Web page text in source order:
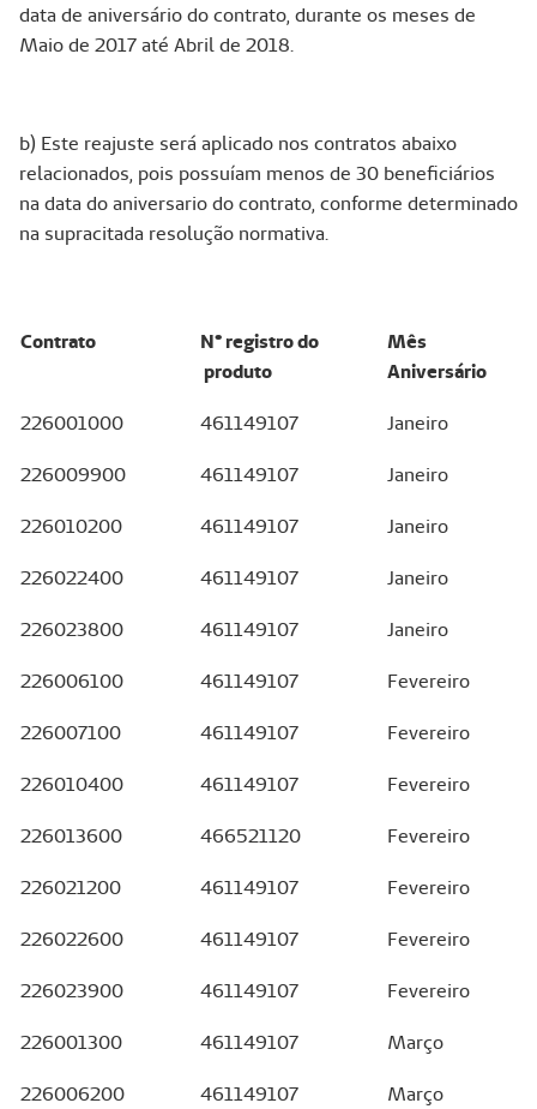
data de aniversário do contrato, durante os meses de
Maio de 2017 até Abril de 2018.
b) Este reajuste será aplicado nos contratos abaixo
relacionados, pois possuíam menos de 30 beneficiários
na data do aniversario do contrato, conforme determinado
na supracitada resolução normativa.
Contrato
N° registro do
produto
Mês
Aniversário
226001000 461149107 Janeiro
226009900 461149107 Janeiro
226010200 461149107 Janeiro
226022400 461149107 Janeiro
226023800 461149107 Janeiro
226006100 461149107 Fevereiro
226007100 461149107 Fevereiro
226010400 461149107 Fevereiro
226013600 466521120 Fevereiro
226021200 461149107 Fevereiro
226022600 461149107 Fevereiro
226023900 461149107 Fevereiro
226001300 461149107 Março
226006200 461149107 Março